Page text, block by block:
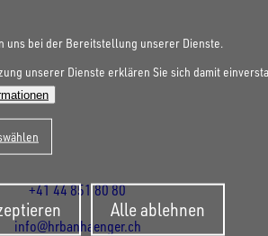
Heinemann AG
5
8155Nassenwil
Uhr
+41 44 851 80 80
info@hrbanhaenger.ch
uns bei der Bereitstellung unserer Dienste.
unserer Dienste erklären Sie sich damit
Zustimmung
zurückziehen
Alle ablehnen